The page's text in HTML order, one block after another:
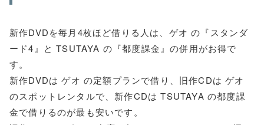
新作DVDを毎月4枚ほど借りる人は、ゲオ の『スタンダ
ード4』と TSUTAYA の『都度課金』の併用がお得で
す。
新作DVDは ゲオ の定額プランで借り、旧作CDは ゲオ
のスポットレンタルで、新作CDは TSUTAYA の都度課
金で借りるのが最も安いです。